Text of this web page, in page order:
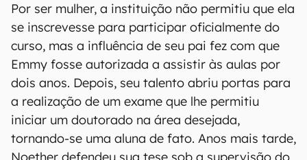
Por ser mulher, a instituição não permitiu que ela
se inscrevesse para participar oficialmente do
curso, mas a influência de seu pai fez com que
Emmy fosse autorizada a assistir às aulas por
dois anos. Depois, seu talento abriu portas para
a realização de um exame que lhe permitiu
iniciar um doutorado na área desejada,
tornando-se uma aluna de fato. Anos mais tarde,